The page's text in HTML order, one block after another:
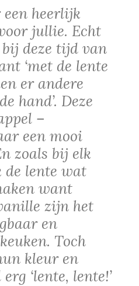
een heerlijk
jullie. Echt
deze tijd van
‘met de lente
er andere
hand’. Deze
–
een mooi
zoals bij elk
de lente wat
want
zijn het
en
Toch
kleur en
‘lente, lente!’